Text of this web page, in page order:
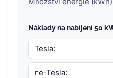
Náklady na nabíjení 50
Tesla:
ne-Tesla: